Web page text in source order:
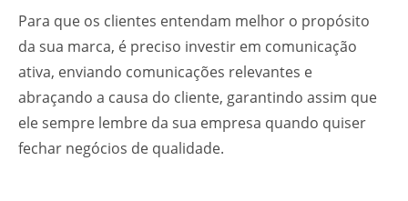
Para que os clientes entendam melhor o propósito
da sua marca, é preciso investir em comunicação
ativa, enviando comunicações relevantes e
abraçando a causa do cliente, garantindo assim que
ele sempre lembre da sua empresa quando quiser
fechar negócios de qualidade.